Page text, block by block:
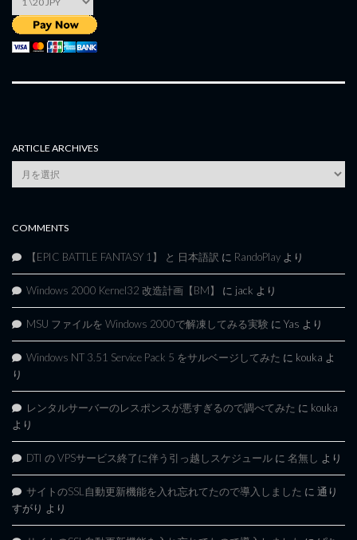
ARTICLE ARCHIVES
Article
Archives
COMMENTS
【EPIC BATTLE FANTASY 1】 と 日本語訳 に RandoPlay より
Windows 2000 Kernel32 改造計画【BM】 に jack より
MSU ファイルを Windows 2000で解凍してみる実験 に Yas より
Windows NT 3.51 Service Pack 5 をサルベージしてみた に kouka よ
り
レンタルサーバーのレスポンスが悪すぎるので調べてみた に kouka
より
DTI の VPSサービス終了に伴う引っ越しスケジュール に 名無し より
サイトのSSL自動更新機能を入れ忘れてたので導入しました に 通り
すがり より